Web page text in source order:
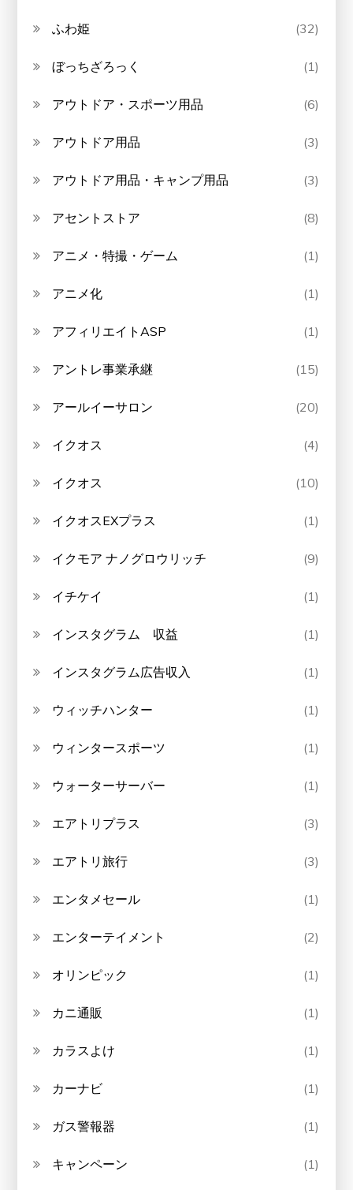
ふわ姫 (32)
ぼっちざろっく (1)
アウトドア・スポーツ用品 (6)
アウトドア用品 (3)
アウトドア用品・キャンプ用品 (3)
アセントストア (8)
アニメ・特撮・ゲーム (1)
アニメ化 (1)
アフィリエイトASP (1)
アントレ事業承継 (15)
アールイーサロン (20)
イクオス (4)
イクオス (10)
イクオスEXプラス (1)
イクモア ナノグロウリッチ (9)
イチケイ (1)
インスタグラム 収益 (1)
インスタグラム広告収入 (1)
ウィッチハンター (1)
ウィンタースポーツ (1)
ウォーターサーバー (1)
エアトリプラス (3)
エアトリ旅行 (3)
エンタメセール (1)
エンターテイメント (2)
オリンピック (1)
カニ通販 (1)
カラスよけ (1)
カーナビ (1)
ガス警報器 (1)
キャンペーン (1)